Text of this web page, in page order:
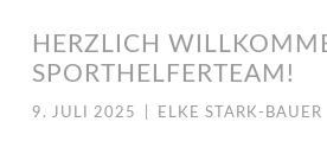
HERZLICH
SPORTHELFERTEAM!
9. JULI 2025 ELKE STARK-BAUER